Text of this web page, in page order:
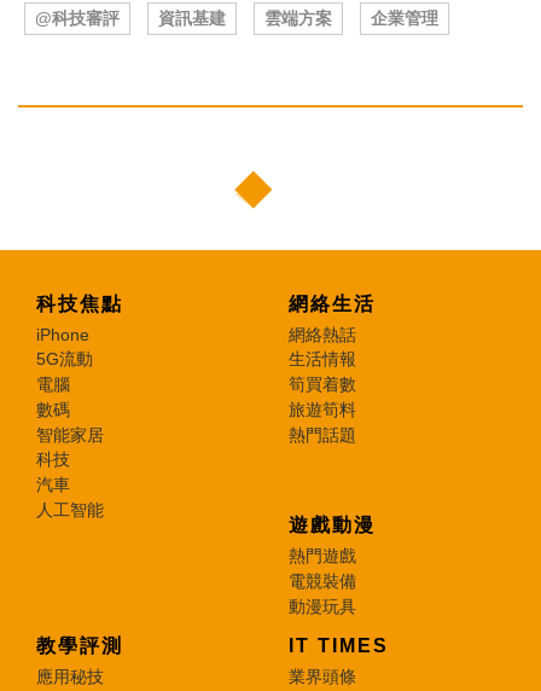
@科技審評 資訊基建 雲端方案 企業管理
科技焦點
iPhone
5G流動
電腦
數碼
智能家居
科技
汽車
人工智能
網絡生活
網絡熱話
生活情報
筍買着數
旅遊筍料
熱門話題
遊戲動漫
熱門遊戲
電競裝備
動漫玩具
教學評測
應用秘技
IT TIMES
業界頭條